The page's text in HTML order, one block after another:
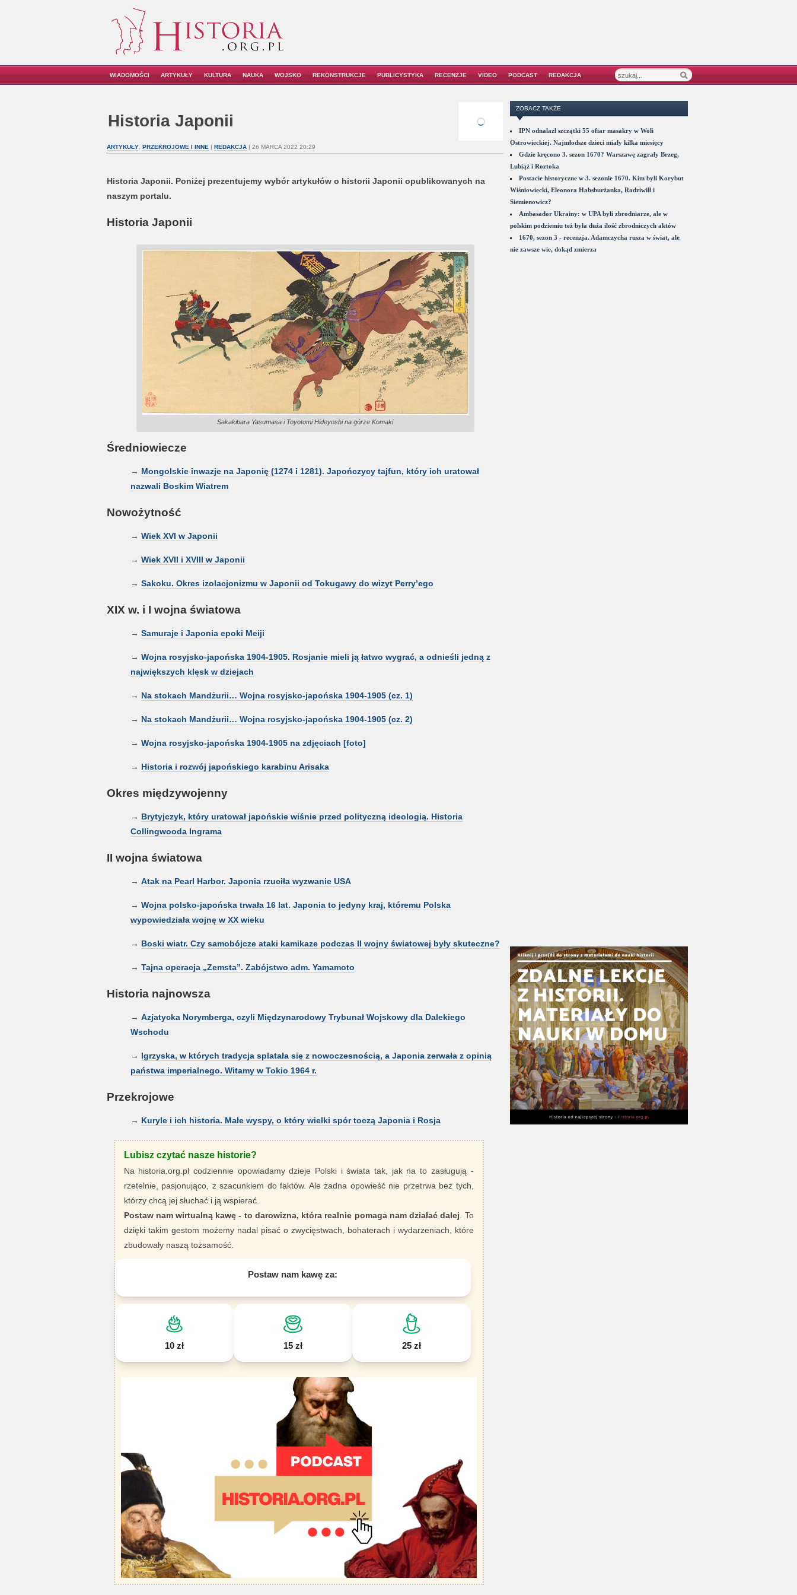
WIADOMOŚCI ARTYKUŁY KULTURA NAUKA WOJSKO REKONSTRUKCJE PUBLICYSTYKA RECENZJE VIDEO PODCAST REDAKCJA
Historia Japonii
ARTYKUŁY, PRZEKROJOWE I INNE | REDAKCJA| 26 MARCA 2022 20:29
Historia Japonii. Poniżej prezentujemy wybór artykułów o historii Japonii opublikowanych na
naszym portalu.
Historia Japonii
Sakakibara Yasumasa i Toyotomi Hideyoshi na górze Komaki
Średniowiecze
→ Mongolskie inwazje na Japonię (1274 i 1281). Japończycy tajfun, który ich uratował
nazwali Boskim Wiatrem
Nowożytność
→ Wiek XVI w Japonii
→ Wiek XVII i XVIII w Japonii
→ Sakoku. Okres izolacjonizmu w Japonii od Tokugawy do wizyt Perry’ego
XIX w. i I wojna światowa
→ Samuraje i Japonia epoki Meiji
→ Wojna rosyjsko-japońska 1904-1905. Rosjanie mieli ją łatwo wygrać, a odnieśli jedną z
największych klęsk w dziejach
→ Na stokach Mandżurii… Wojna rosyjsko-japońska 1904-1905 (cz. 1)
→ Na stokach Mandżurii… Wojna rosyjsko-japońska 1904-1905 (cz. 2)
→ Wojna rosyjsko-japońska 1904-1905 na zdjęciach [foto]
→ Historia i rozwój japońskiego karabinu Arisaka
Okres międzywojenny
→ Brytyjczyk, który uratował japońskie wiśnie przed polityczną ideologią. Historia
Collingwooda Ingrama
II wojna światowa
→ Atak na Pearl Harbor. Japonia rzuciła wyzwanie USA
→ Wojna polsko-japońska trwała 16 lat. Japonia to jedyny kraj, któremu Polska
wypowiedziała wojnę w XX wieku
→ Boski wiatr. Czy samobójcze ataki kamikaze podczas II wojny światowej były skuteczne?
→ Tajna operacja „Zemsta”. Zabójstwo adm. Yamamoto
Historia najnowsza
→ Azjatycka Norymberga, czyli Międzynarodowy Trybunał Wojskowy dla Dalekiego
Wschodu
→ Igrzyska, w których tradycja splatała się z nowoczesnością, a Japonia zerwała z opinią
państwa imperialnego. Witamy w Tokio 1964 r.
Przekrojowe
→ Kuryle i ich historia. Małe wyspy, o który wielki spór toczą Japonia i Rosja
Lubisz czytać nasze historie?
Na historia.org.pl codziennie opowiadamy dzieje Polski i świata tak, jak na to zasługują -
rzetelnie, pasjonująco, z szacunkiem do faktów. Ale żadna opowieść nie przetrwa bez tych,
którzy chcą jej słuchać i ją wspierać.
Postaw nam wirtualną kawę - to darowizna, która realnie pomaga nam działać dalej . To
dzięki takim gestom możemy nadal pisać o zwycięstwach, bohaterach i wydarzeniach, które
zbudowały naszą tożsamość.
Postaw nam kawę za:
10 zł 15 zł 25 zł
ZOBACZ TAKŻE
IPN odnalazł szczątki 55 ofiar masakry w Woli
Ostrowieckiej. Najmłodsze dzieci miały kilka miesięcy
Gdzie kręcono 3. sezon 1670? Warszawę zagrały Brzeg,
Lubiąż i Roztoka
Postacie historyczne w 3. sezonie 1670. Kim byli Korybut
Wiśniowiecki, Eleonora Habsburżanka, Radziwiłł i
Siemienowicz?
Ambasador Ukrainy: w UPA byli zbrodniarze, ale w
polskim podziemiu też była duża ilość zbrodniczych aktów
1670, sezon 3 - recenzja. Adamczycha rusza w świat, ale
nie zawsze wie, dokąd zmierza